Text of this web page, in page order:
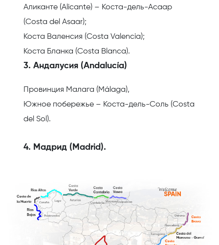
Аликанте (Alicante) – Коста-дель-Асаар
(Costa del Asaar);
Коста Валенсия (Costa Valencia);
Коста Бланка (Costa Blanca).
3. Андалусия (Andalucía)
Провинция Малага (Málaga),
Южное побережье – Коста-дель-Соль (Costa
del Sol).
4. Мадрид (Madrid).